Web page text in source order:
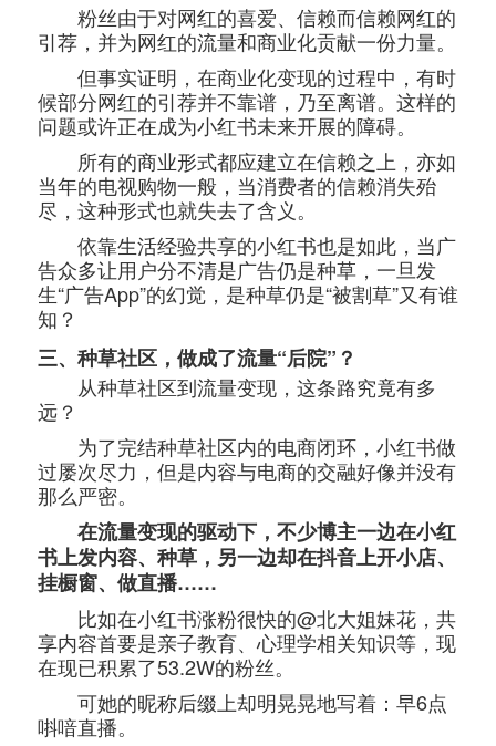
粉丝由于对网红的喜爱、信赖而信赖网红的
引荐，并为网红的流量和商业化贡献一份力量。
但事实证明，在商业化变现的过程中，有时
候部分网红的引荐并不靠谱，乃至离谱。这样的
问题或许正在成为小红书未来开展的障碍。
所有的商业形式都应建立在信赖之上，亦如
当年的电视购物一般，当消费者的信赖消失殆
尽，这种形式也就失去了含义。
依靠生活经验共享的小红书也是如此，当广
告众多让用户分不清是广告仍是种草，一旦发
生“广告App”的幻觉，是种草仍是“被割草”又有谁
知？
三、种草社区，做成了流量“后院”？
从种草社区到流量变现，这条路究竟有多
远？
为了完结种草社区内的电商闭环，小红书做
过屡次尽力，但是内容与电商的交融好像并没有
那么严密。
在流量变现的驱动下，不少博主一边在小红
书上发内容、种草，另一边却在抖音上开小店、
挂橱窗、做直播……
比如在小红书涨粉很快的@北大姐妹花，共
享内容首要是亲子教育、心理学相关知识等，现
在现已积累了53.2W的粉丝。
可她的昵称后缀上却明晃晃地写着：早6点
唞喑直播。